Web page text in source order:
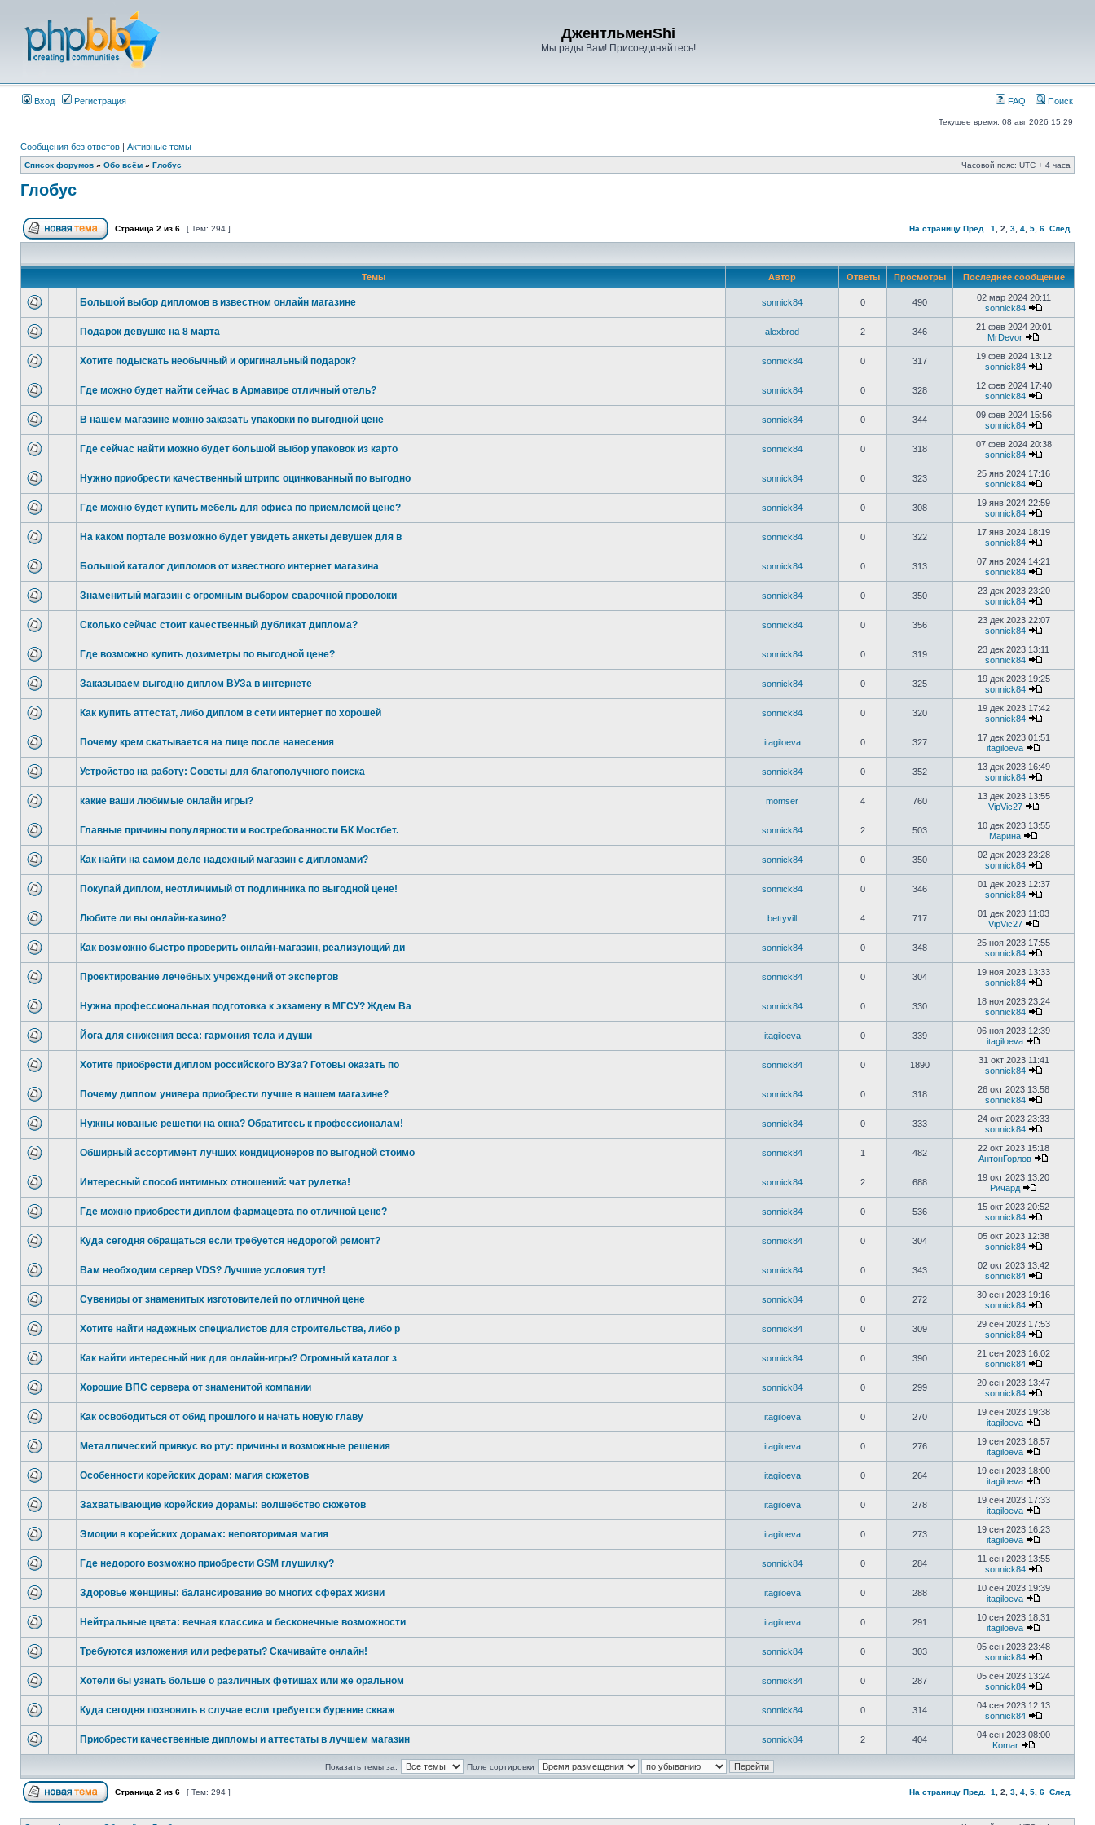
ДжентльменShi
Мы рады Вам! Присоединяйтесь!
Вход Регистрация FAQ Поиск
Текущее время: 08 авг 2026 15:29
Сообщения без ответов | Активные темы
Список форумов » Обо всём » Глобус Часовой пояс: UTC + 4 часа
Глобус
Страница 2 из 6 [ Тем: 294 ] На страницу Пред. 1 2 3 4 5 6 След.
Темы Автор Ответы Просмотры Последнее сообщение
Большой выбор дипломов в известном онлайн магазине sonnick84 0 490
02 мар 2024 20:11
sonnick84
Подарок девушке на 8 марта alexbrod 2 346
21 фев 2024 20:01
MrDevor
Хотите подыскать необычный и оригинальный подарок? sonnick84 0 317
19 фев 2024 13:12
sonnick84
Где можно будет найти сейчас в Армавире отличный отель? sonnick84 0 328
12 фев 2024 17:40
sonnick84
В нашем магазине можно заказать упаковки по выгодной цене sonnick84 0 344
09 фев 2024 15:56
sonnick84
Где сейчас найти можно будет большой выбор упаковок из карто sonnick84 0 318
07 фев 2024 20:38
sonnick84
Нужно приобрести качественный штрипс оцинкованный по выгодно sonnick84 0 323
25 янв 2024 17:16
sonnick84
Где можно будет купить мебель для офиса по приемлемой цене? sonnick84 0 308
19 янв 2024 22:59
sonnick84
На каком портале возможно будет увидеть анкеты девушек для в sonnick84 0 322
17 янв 2024 18:19
sonnick84
Большой каталог дипломов от известного интернет магазина sonnick84 0 313
07 янв 2024 14:21
sonnick84
Знаменитый магазин с огромным выбором сварочной проволоки sonnick84 0 350
23 дек 2023 23:20
sonnick84
Сколько сейчас стоит качественный дубликат диплома? sonnick84 0 356
23 дек 2023 22:07
sonnick84
Где возможно купить дозиметры по выгодной цене? sonnick84 0 319
23 дек 2023 13:11
sonnick84
Заказываем выгодно диплом ВУЗа в интернете sonnick84 0 325
19 дек 2023 19:25
sonnick84
Как купить аттестат, либо диплом в сети интернет по хорошей sonnick84 0 320
19 дек 2023 17:42
sonnick84
Почему крем скатывается на лице после нанесения itagiloeva 0 327
17 дек 2023 01:51
itagiloeva
Устройство на работу: Советы для благополучного поиска sonnick84 0 352
13 дек 2023 16:49
sonnick84
какие ваши любимые онлайн игры? momser 4 760
13 дек 2023 13:55
VipVic27
Главные причины популярности и востребованности БК Мостбет. sonnick84 2 503
10 дек 2023 13:55
Марина
Как найти на самом деле надежный магазин с дипломами? sonnick84 0 350
02 дек 2023 23:28
sonnick84
Покупай диплом, неотличимый от подлинника по выгодной цене! sonnick84 0 346
01 дек 2023 12:37
sonnick84
Любите ли вы онлайн-казино? bettyvill 4 717
01 дек 2023 11:03
VipVic27
Как возможно быстро проверить онлайн-магазин, реализующий ди sonnick84 0 348
25 ноя 2023 17:55
sonnick84
Проектирование лечебных учреждений от экспертов sonnick84 0 304
19 ноя 2023 13:33
sonnick84
Нужна профессиональная подготовка к экзамену в МГСУ? Ждем Ва sonnick84 0 330
18 ноя 2023 23:24
sonnick84
Йога для снижения веса: гармония тела и души itagiloeva 0 339
06 ноя 2023 12:39
itagiloeva
Хотите приобрести диплом российского ВУЗа? Готовы оказать по sonnick84 0 1890
31 окт 2023 11:41
sonnick84
Почему диплом универа приобрести лучше в нашем магазине? sonnick84 0 318
26 окт 2023 13:58
sonnick84
Нужны кованые решетки на окна? Обратитесь к профессионалам! sonnick84 0 333
24 окт 2023 23:33
sonnick84
Обширный ассортимент лучших кондиционеров по выгодной стоимо sonnick84 1 482
22 окт 2023 15:18
АнтонГорлов
Интересный способ интимных отношений: чат рулетка! sonnick84 2 688
19 окт 2023 13:20
Ричард
Где можно приобрести диплом фармацевта по отличной цене? sonnick84 0 536
15 окт 2023 20:52
sonnick84
Куда сегодня обращаться если требуется недорогой ремонт? sonnick84 0 304
05 окт 2023 12:38
sonnick84
Вам необходим сервер VDS? Лучшие условия тут! sonnick84 0 343
02 окт 2023 13:42
sonnick84
Сувениры от знаменитых изготовителей по отличной цене sonnick84 0 272
30 сен 2023 19:16
sonnick84
Хотите найти надежных специалистов для строительства, либо р sonnick84 0 309
29 сен 2023 17:53
sonnick84
Как найти интересный ник для онлайн-игры? Огромный каталог з sonnick84 0 390
21 сен 2023 16:02
sonnick84
Хорошие ВПС сервера от знаменитой компании sonnick84 0 299
20 сен 2023 13:47
sonnick84
Как освободиться от обид прошлого и начать новую главу itagiloeva 0 270
19 сен 2023 19:38
itagiloeva
Металлический привкус во рту: причины и возможные решения itagiloeva 0 276
19 сен 2023 18:57
itagiloeva
Особенности корейских дорам: магия сюжетов itagiloeva 0 264
19 сен 2023 18:00
itagiloeva
Захватывающие корейские дорамы: волшебство сюжетов itagiloeva 0 278
19 сен 2023 17:33
itagiloeva
Эмоции в корейских дорамах: неповторимая магия itagiloeva 0 273
19 сен 2023 16:23
itagiloeva
Где недорого возможно приобрести GSM глушилку? sonnick84 0 284
11 сен 2023 13:55
sonnick84
Здоровье женщины: балансирование во многих сферах жизни itagiloeva 0 288
10 сен 2023 19:39
itagiloeva
Нейтральные цвета: вечная классика и бесконечные возможности itagiloeva 0 291
10 сен 2023 18:31
itagiloeva
Требуются изложения или рефераты? Скачивайте онлайн! sonnick84 0 303
05 сен 2023 23:48
sonnick84
Хотели бы узнать больше о различных фетишах или же оральном sonnick84 0 287
05 сен 2023 13:24
sonnick84
Куда сегодня позвонить в случае если требуется бурение скваж sonnick84 0 314
04 сен 2023 12:13
sonnick84
Приобрести качественные дипломы и аттестаты в лучшем магазин sonnick84 2 404
04 сен 2023 08:00
Komar
Показать темы за: Поле сортировки
Страница 2 из 6 [ Тем: 294 ] На страницу Пред. 1 2 3 4 5 6 След.